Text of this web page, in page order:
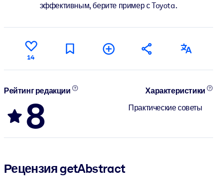
эффективным, берите пример с Toyota.
14
Рейтинг редакции
8
Характеристики
Практические советы
Рецензия getAbstract